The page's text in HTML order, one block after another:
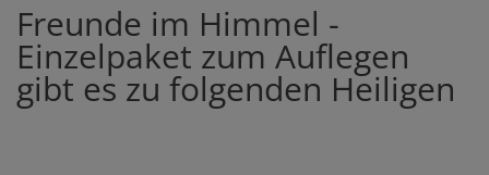
Freunde im Himmel -
Einzelpaket zum Auflegen
gibt es zu folgenden Heiligen